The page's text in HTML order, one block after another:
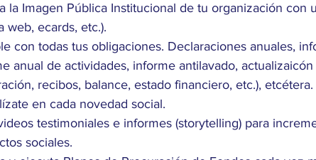
la Imagen Pública Institucional de tu organización con
web, ecards, etc.).
con todas tus obligaciones. Declaraciones anuales,
anual de actividades, informe antilavado,
recibos, balance, estado financiero, etc.), etcétera.
en cada novedad social.
testimoniales e informes (storytelling) para
sociales.